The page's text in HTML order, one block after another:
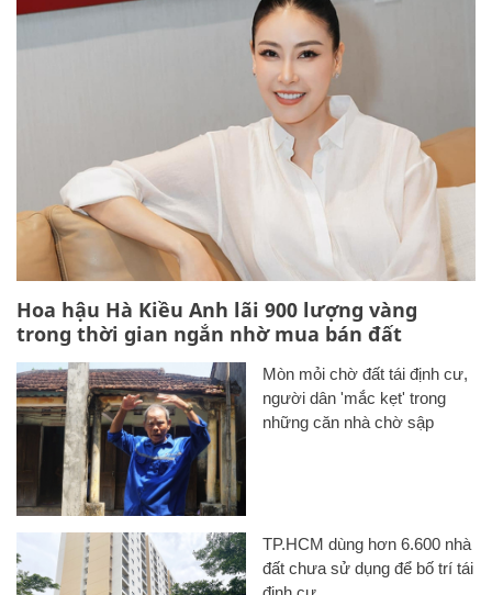
Hoa hậu Hà Kiều Anh lãi 900 lượng vàng
trong thời gian ngắn nhờ mua bán đất
Mòn mỏi chờ đất tái định cư,
người dân 'mắc kẹt' trong
những căn nhà chờ sập
TP.HCM dùng hơn 6.600 nhà
đất chưa sử dụng để bố trí tái